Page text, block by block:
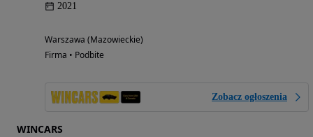
2021
Warszawa (Mazowieckie)
Firma • Podbite
Zobacz ogłoszenia
WINCARS